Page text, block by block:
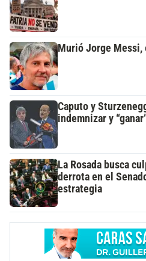
Murió Jorge Messi,
Caputo y
indemnizar y
La Rosada busca
derrota en el
estrategia